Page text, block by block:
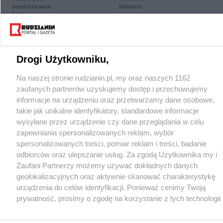
Świętochłowice
Tychy
Bytom
Katowice
Gliwice
Zagłębie
Reklama
Drogi Użytkowniku,
Na naszej stronie rudzianin.pl, my oraz naszych 1162
zaufanych partnerów uzyskujemy dostęp i przechowujemy
informacje na urządzeniu oraz przetwarzamy dane osobowe,
takie jak unikalne identyfikatory, standardowe informacje
wysyłane przez urządzenie czy dane przeglądania w celu
zapewniania spersonalizowanych reklam, wybór
spersonalizowanych treści, pomiar reklam i treści, badanie
odbiorców oraz ulepszanie usług. Za zgodą Użytkownika my i
Zaufani Partnerzy możemy używać dokładnych danych
geolokalizacyjnych oraz aktywnie skanować charakterystykę
urządzenia do celów identyfikacji. Ponieważ cenimy Twoją
prywatność, prosimy o zgodę na korzystanie z tych technologii